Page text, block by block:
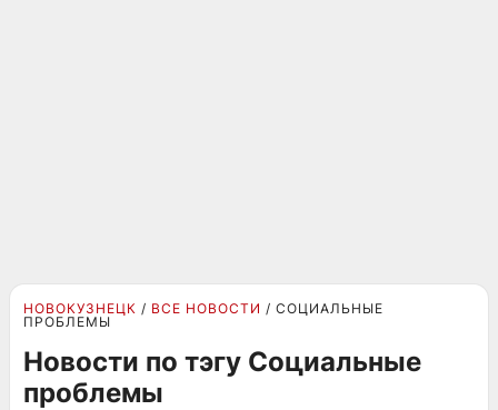
НОВОКУЗНЕЦК ВСЕ НОВОСТИ
СОЦИАЛЬНЫЕ
ПРОБЛЕМЫ
Новости по тэгу Социальные
проблемы